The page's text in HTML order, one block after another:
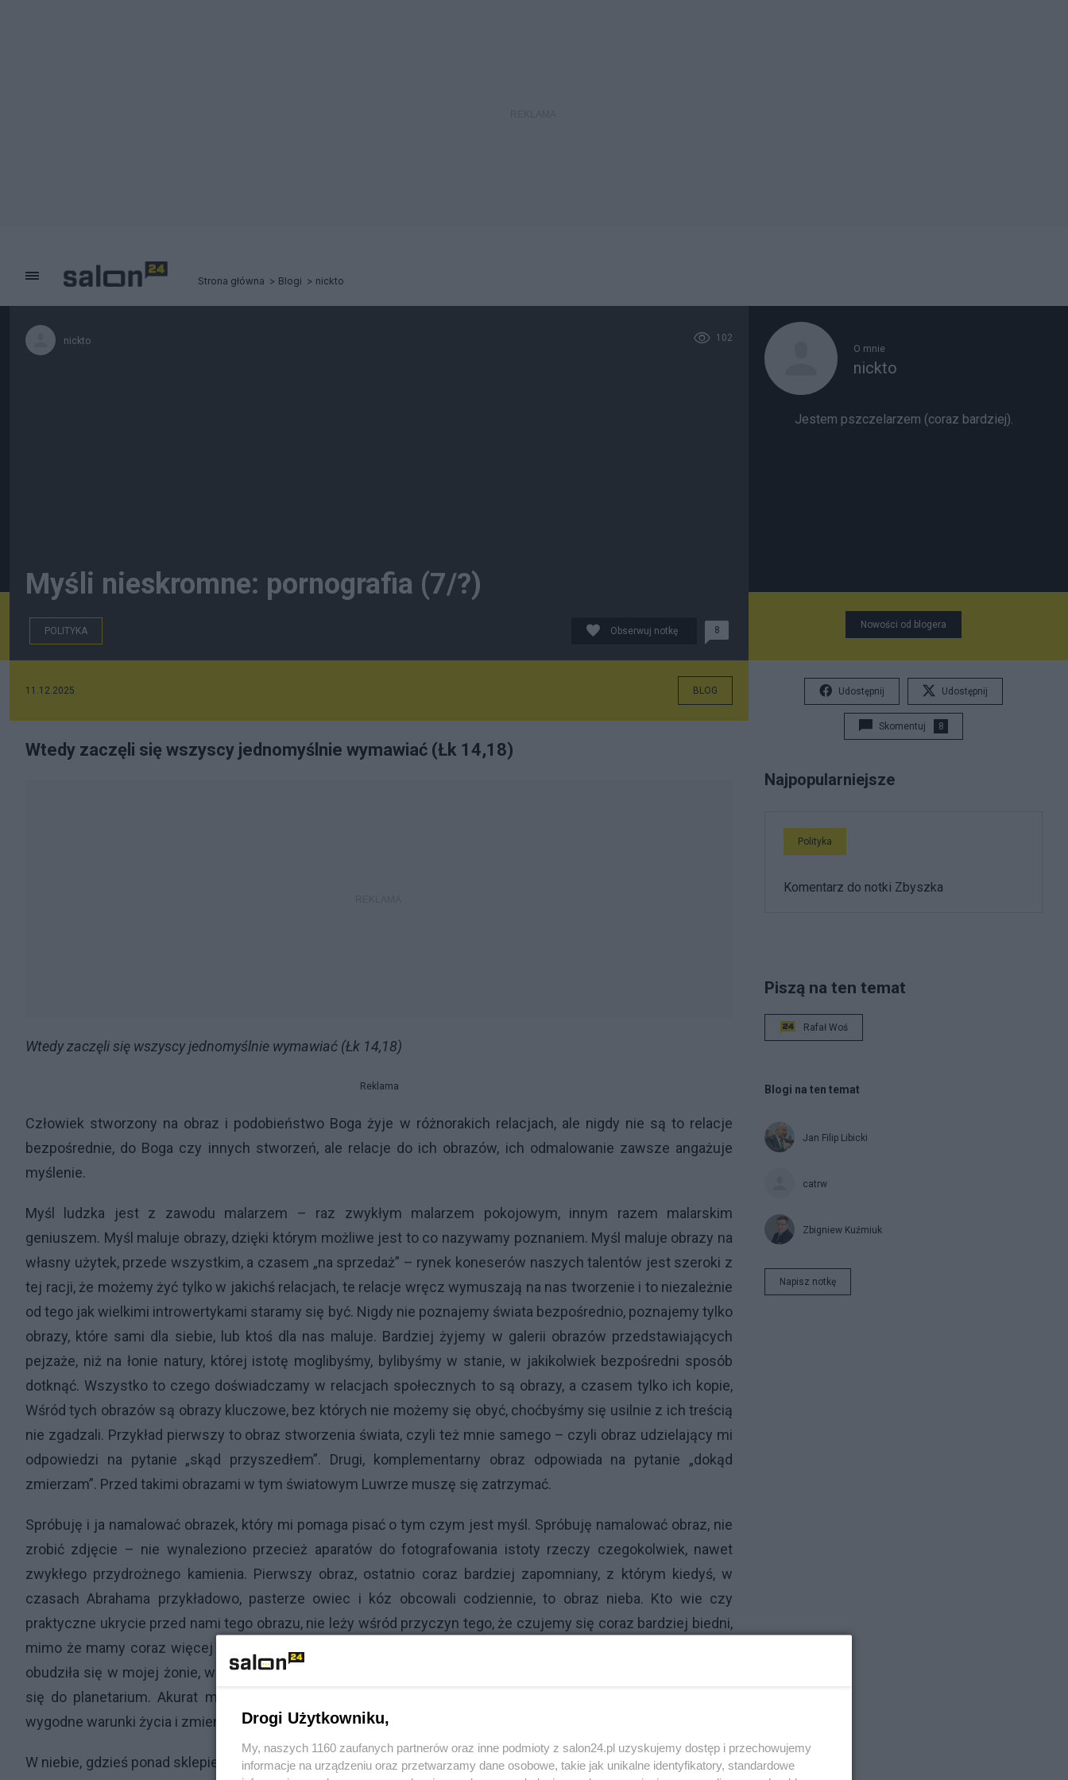
Strona główna Blogi nickto
nickto 102
Myśli nieskromne: pornografia (7/?)
POLITYKA Obserwuj notkę 8
11.12.2025 BLOG
Wtedy zaczęli się wszyscy jednomyślnie wymawiać (Łk 14,18)
Wtedy zaczęli się wszyscy jednomyślnie wymawiać (Łk 14,18)
Reklama
Człowiek stworzony na obraz i podobieństwo Boga żyje w różnorakich relacjach, ale nigdy nie są to relacje
bezpośrednie, do Boga czy innych stworzeń, ale relacje do ich obrazów, ich odmalowanie zawsze angażuje
myślenie.
Myśl ludzka jest z zawodu malarzem – raz zwykłym malarzem pokojowym, innym razem malarskim
geniuszem. Myśl maluje obrazy, dzięki którym możliwe jest to co nazywamy poznaniem. Myśl maluje obrazy na
własny użytek, przede wszystkim, a czasem „na sprzedaż” – rynek koneserów naszych talentów jest szeroki z
tej racji, że możemy żyć tylko w jakichś relacjach, te relacje wręcz wymuszają na nas tworzenie i to niezależnie
od tego jak wielkimi introwertykami staramy się być. Nigdy nie poznajemy świata bezpośrednio, poznajemy tylko
obrazy, które sami dla siebie, lub ktoś dla nas maluje. Bardziej żyjemy w galerii obrazów przedstawiających
pejzaże, niż na łonie natury, której istotę moglibyśmy, bylibyśmy w stanie, w jakikolwiek bezpośredni sposób
dotknąć. Wszystko to czego doświadczamy w relacjach społecznych to są obrazy, a czasem tylko ich kopie,
Wśród tych obrazów są obrazy kluczowe, bez których nie możemy się obyć, choćbyśmy się usilnie z ich treścią
nie zgadzali. Przykład pierwszy to obraz stworzenia świata, czyli też mnie samego – czyli obraz udzielający mi
odpowiedzi na pytanie „skąd przyszedłem”. Drugi, komplementarny obraz odpowiada na pytanie „dokąd
zmierzam”. Przed takimi obrazami w tym światowym Luwrze muszę się zatrzymać.
Spróbuję i ja namalować obrazek, który mi pomaga pisać o tym czym jest myśl. Spróbuję namalować obraz, nie
zrobić zdjęcie – nie wynaleziono przecież aparatów do fotografowania istoty rzeczy czegokolwiek, nawet
zwykłego przydrożnego kamienia. Pierwszy obraz, ostatnio coraz bardziej zapomniany, z którym kiedyś, w
czasach Abrahama przykładowo, pasterze owiec i kóz obcowali codziennie, to obraz nieba. Kto wie czy
praktyczne ukrycie przed nami tego obrazu, nie leży wśród przyczyn tego, że czujemy się coraz bardziej biedni,
mimo że mamy coraz więcej i więcej dóbr, przynajmniej tak zwanych dóbr. Ostatnio potrzeba oglądania nieba
obudziła się w mojej żonie, w formie skomercjalizowanej bo o inną aktualnie trudno, w postaci chęci wybrania
się do planetarium. Akurat mieszkamy w miejscu nie zalanym beznadziejnie miejskimi światłami, ale i tak
wygodne warunki życia i zmienna pogoda nie sprzyjają częstym obserwacjom astronomicznym.
W niebie, gdzieś ponad sklepieniem niebieskim, człowiek zawsze widział siedzibę Boga. Gdy na świecie pojawili
O mnie
nickto
Jestem pszczelarzem (coraz bardziej).
Nowości od blogera
Udostępnij Udostępnij
Skomentuj 8
Najpopularniejsze
Polityka
Komentarz do notki Zbyszka
Piszą na ten temat
Rafał Woś
Blogi na ten temat
Jan Filip Libicki
catrw
Zbigniew Kuźmiuk
Napisz notkę
Drogi Użytkowniku,
My, naszych 1160 zaufanych partnerów oraz inne podmioty z salon24.pl uzyskujemy dostęp i przechowujemy
informacje na urządzeniu oraz przetwarzamy dane osobowe, takie jak unikalne identyfikatory, standardowe